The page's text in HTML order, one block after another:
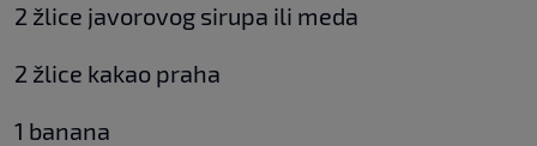
2 žlice javorovog sirupa ili meda
2 žlice kakao praha
1 banana